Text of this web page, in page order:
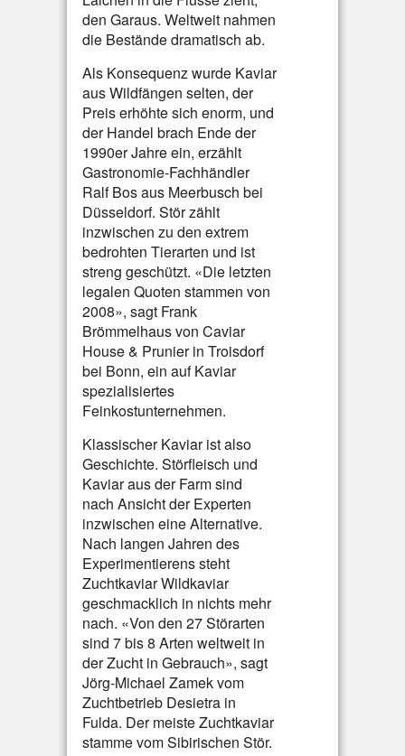
den Garaus. Weltweit nahmen
die Bestände dramatisch ab.
Als Konsequenz wurde Kaviar
aus Wildfängen selten, der
Preis erhöhte sich enorm, und
der Handel brach Ende der
1990er Jahre ein, erzählt
Gastronomie-Fachhändler
Ralf Bos aus Meerbusch bei
Düsseldorf. Stör zählt
inzwischen zu den extrem
bedrohten Tierarten und ist
streng geschützt. «Die letzten
legalen Quoten stammen von
2008», sagt Frank
Brömmelhaus von Caviar
House & Prunier in Troisdorf
bei Bonn, ein auf Kaviar
spezialisiertes
Feinkostunternehmen.
Klassischer Kaviar ist also
Geschichte. Störfleisch und
Kaviar aus der Farm sind
nach Ansicht der Experten
inzwischen eine Alternative.
Nach langen Jahren des
Experimentierens steht
Zuchtkaviar Wildkaviar
geschmacklich in nichts mehr
nach. «Von den 27 Störarten
sind 7 bis 8 Arten weltweit in
der Zucht in Gebrauch», sagt
Jörg-Michael Zamek vom
Zuchtbetrieb Desietra in
Fulda. Der meiste Zuchtkaviar
stamme vom Sibirischen Stör.